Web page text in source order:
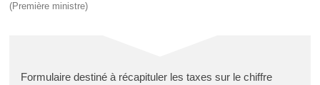
(Première ministre)
Formulaire destiné à récapituler les taxes sur le chiffre